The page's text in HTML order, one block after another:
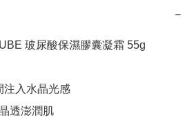
−
玻尿酸保濕膠囊凝霜 55g
注入水晶光感
透澎潤肌​